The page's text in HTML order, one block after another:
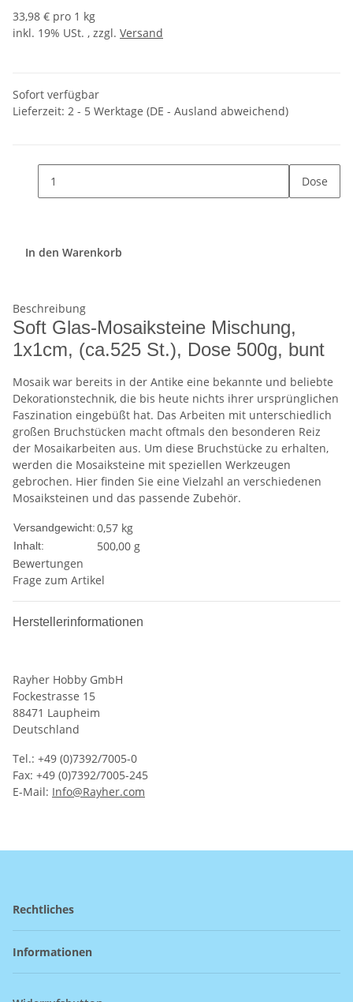
33,98 € pro 1 kg
inkl. 19% USt. , zzgl. Versand
Sofort verfügbar
Lieferzeit: 2 - 5 Werktage (DE - Ausland abweichend)
Dose
In den Warenkorb
Beschreibung
Soft Glas-Mosaiksteine Mischung,
1x1cm, (ca.525 St.), Dose 500g, bunt
Mosaik war bereits in der Antike eine bekannte und beliebte
Dekorationstechnik, die bis heute nichts ihrer ursprünglichen
Faszination eingebüßt hat. Das Arbeiten mit unterschiedlich
großen Bruchstücken macht oftmals den besonderen Reiz
der Mosaikarbeiten aus. Um diese Bruchstücke zu erhalten,
werden die Mosaiksteine mit speziellen Werkzeugen
gebrochen. Hier finden Sie eine Vielzahl an verschiedenen
Mosaiksteinen und das passende Zubehör.
Versandgewicht:0,57 kg
Inhalt:
500,00 g
Bewertungen
Frage zum Artikel
Herstellerinformationen
Rayher Hobby GmbH
Fockestrasse 15
88471 Laupheim
Deutschland
Tel.: +49 (0)7392/7005-0
Fax: +49 (0)7392/7005-245
E-Mail: Info@Rayher.com
Rechtliches
Informationen